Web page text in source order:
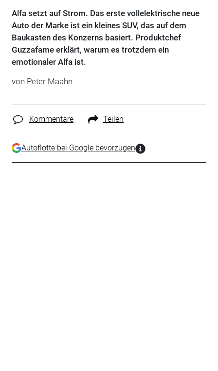
Alfa setzt auf Strom. Das erste vollelektrische neue
Auto der Marke ist ein kleines SUV, das auf dem
Baukasten des Konzerns basiert. Produktchef
Guzzafame erklärt, warum es trotzdem ein
emotionaler Alfa ist.
von Peter Maahn
Kommentare Teilen
Autoflotte bei Google bevorzugen